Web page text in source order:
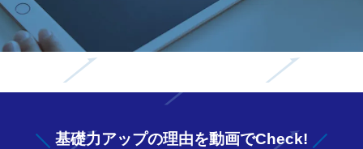
基礎力アップの理由を動画でCheck!